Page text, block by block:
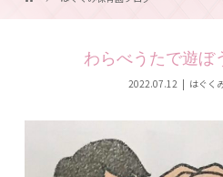
わらべうたで遊
2022.07.12 はぐく